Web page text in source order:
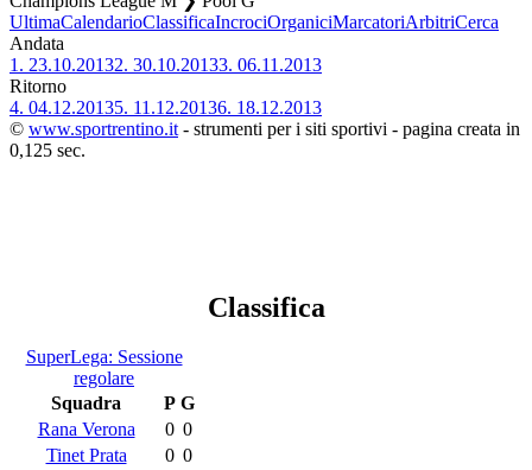
UltimaCalendarioClassificaIncrociOrganiciMarcatoriArbitriCerca
Andata
1. 23.10.20132. 30.10.20133. 06.11.2013
Ritorno
4. 04.12.20135. 11.12.20136. 18.12.2013
© www.sportrentino.it - strumenti per i siti sportivi - pagina creata in
0,125 sec.
Classifica
SuperLega: Sessione
regolare
Squadra
P G
Rana Verona
0 0
Tinet Prata
0 0